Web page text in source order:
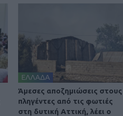
ΕΛΛΑΔΑ
Άμεσες αποζημιώσεις στους
πληγέντες από τις φωτιές
στη δυτική Αττική, λέει ο